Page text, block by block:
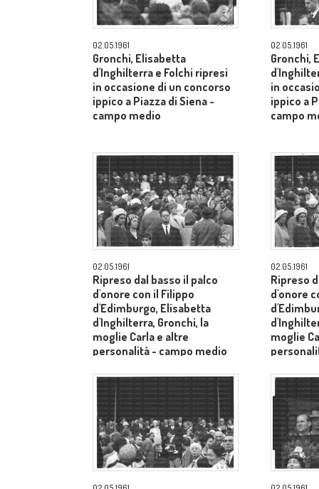
02.05.1961
Gronchi, Elisabetta
d'Inghilterra e Folchi ripresi
in occasione di un concorso
ippico a Piazza di Siena -
campo medio
02.05.1961
Gronchi,
in
ippico a
campo
02.05.1961
Ripreso dal basso il palco
d'onore con il Filippo
d'Edimburgo, Elisabetta
d'Inghilterra, Gronchi, la
moglie Carla e altre
personalità - campo medio
02.05.1961
Ripreso
d'onore
moglie